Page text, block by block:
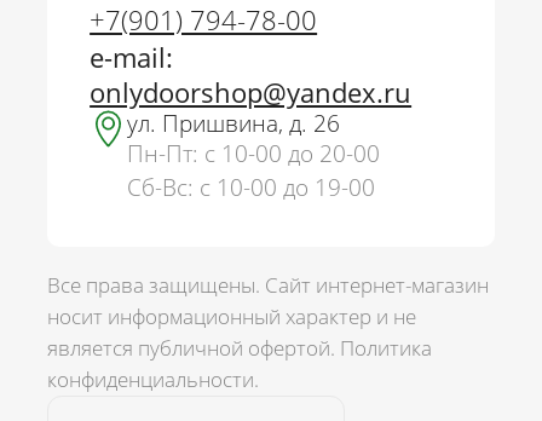
г. Москва
+7(926) 210-00-15
+7(901) 794-78-00
e-mail:
onlydoorshop@yandex.ru
ул. Пришвина, д. 26
Пн-Пт: с 10-00 до 20-00
Сб-Вс: с 10-00 до 19-00
Все права защищены. Сайт интернет-магазин
носит информационный характер и не
является публичной офертой. Политика
конфиденциальности.